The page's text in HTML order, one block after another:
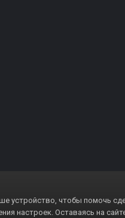
устройство, чтобы помочь
настроек. Оставаясь на